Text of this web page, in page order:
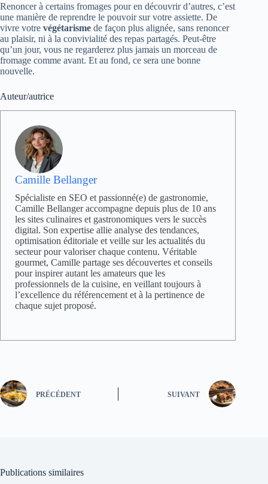
Renoncer à certains fromages pour en découvrir d’autres, c’est
une manière de reprendre le pouvoir sur votre assiette. De
vivre votre végétarisme de façon plus alignée, sans renoncer
au plaisir, ni à la convivialité des repas partagés. Peut-être
qu’un jour, vous ne regarderez plus jamais un morceau de
fromage comme avant. Et au fond, ce sera une bonne
nouvelle.
Auteur/autrice
Camille Bellanger
Spécialiste en SEO et passionné(e) de gastronomie,
Camille Bellanger accompagne depuis plus de 10 ans
les sites culinaires et gastronomiques vers le succès
digital. Son expertise allie analyse des tendances,
optimisation éditoriale et veille sur les actualités du
secteur pour valoriser chaque contenu. Véritable
gourmet, Camille partage ses découvertes et conseils
pour inspirer autant les amateurs que les
professionnels de la cuisine, en veillant toujours à
l’excellence du référencement et à la pertinence de
chaque sujet proposé.
PRÉCÉDENT SUIVANT
Publications similaires